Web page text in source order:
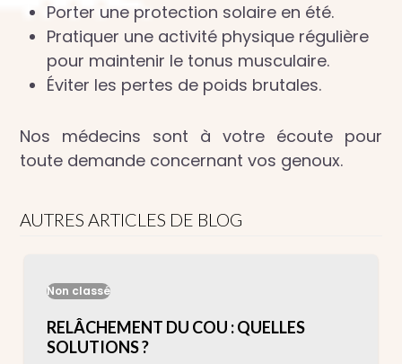
Porter une protection solaire en été.
Pratiquer une activité physique régulière
pour maintenir le tonus musculaire.
Éviter les pertes de poids brutales.
Nos médecins sont à votre écoute pour
toute demande concernant vos genoux.
AUTRES ARTICLES DE BLOG
Non classé
RELÂCHEMENT DU COU : QUELLES
SOLUTIONS ?